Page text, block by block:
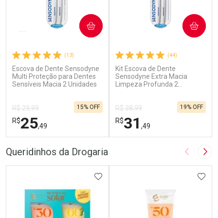
(13)
Escova de Dente Sensodyne
Multi Proteção para Dentes
Sensíveis Macia 2 Unidades
R$ 29,99
R$25,49
15% OFF
COMPRAR
(44)
Kit Escova de Dente
Sensodyne Extra Macia
Limpeza Profunda 2
R$ 38,99
R$31 ,49
19% OFF
COMPRAR
Queridinhos da Drogaria Imagem
ADICIONAR AOS FAVORITOS